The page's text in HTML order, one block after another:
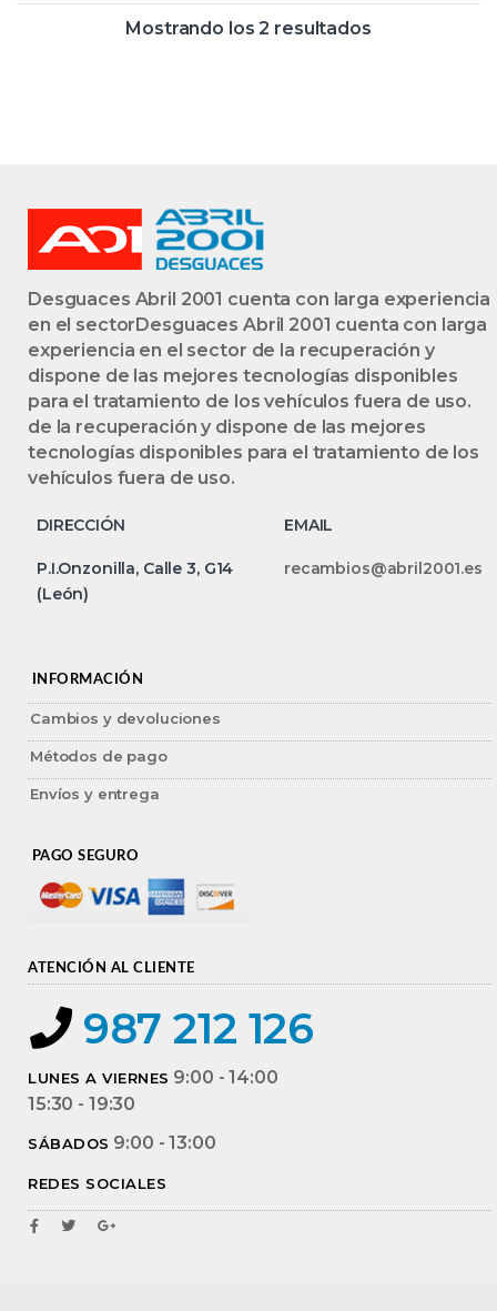
DF9QD8PROV
Mostrando los 2 resultados
Desguaces Abril 2001 cuenta con larga experiencia
en el sectorDesguaces Abril 2001 cuenta con larga
experiencia en el sector de la recuperación y
dispone de las mejores tecnologías disponibles
para el tratamiento de los vehículos fuera de uso.
de la recuperación y dispone de las mejores
tecnologías disponibles para el tratamiento de los
vehículos fuera de uso.
DIRECCIÓN EMAIL
P.I.Onzonilla, Calle 3, G14
(León)
recambios@abril2001.es
INFORMACIÓN
Cambios y devoluciones
Métodos de pago
Envíos y entrega
PAGO SEGURO
ATENCIÓN AL CLIENTE
987 212 126
LUNES A VIERNES 9:00 - 14:00
15:30 - 19:30
SÁBADOS 9:00 - 13:00
REDES SOCIALES